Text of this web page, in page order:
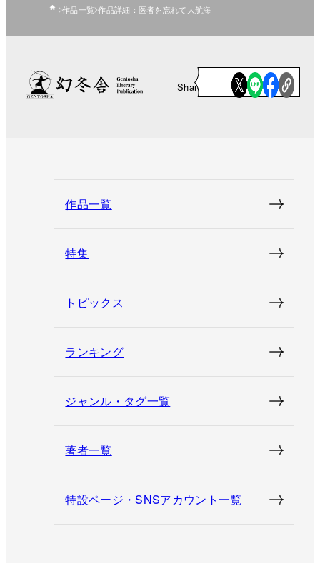
作品一覧 作品詳細：医者を忘れて大航海
Share
作品一覧
特集
トピックス
ランキング
ジャンル・タグ一覧
著者一覧
特設ページ・SNSアカウント一覧